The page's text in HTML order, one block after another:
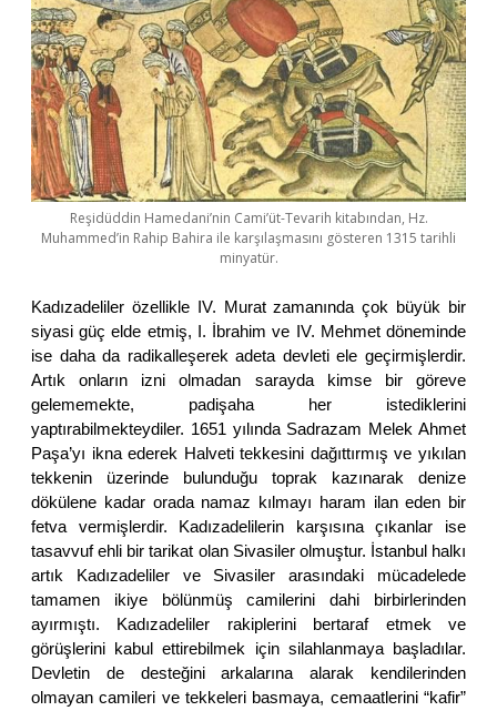
Reşidüddin Hamedani’nin Cami’üt-Tevarih kitabından, Hz.
Muhammed’in Rahip Bahira ile karşılaşmasını gösteren 1315 tarihli
minyatür.
Kadızadeliler özellikle IV. Murat zamanında çok büyük bir
siyasi güç elde etmiş, I. İbrahim ve IV. Mehmet döneminde
ise daha da radikalleşerek adeta devleti ele geçirmişlerdir.
Artık onların izni olmadan sarayda kimse bir göreve
gelememekte, padişaha her istediklerini
yaptırabilmekteydiler. 1651 yılında Sadrazam Melek Ahmet
Paşa’yı ikna ederek Halveti tekkesini dağıttırmış ve yıkılan
tekkenin üzerinde bulunduğu toprak kazınarak denize
dökülene kadar orada namaz kılmayı haram ilan eden bir
fetva vermişlerdir. Kadızadelilerin karşısına çıkanlar ise
tasavvuf ehli bir tarikat olan Sivasiler olmuştur. İstanbul halkı
artık Kadızadeliler ve Sivasiler arasındaki mücadelede
tamamen ikiye bölünmüş camilerini dahi birbirlerinden
ayırmıştı. Kadızadeliler rakiplerini bertaraf etmek ve
görüşlerini kabul ettirebilmek için silahlanmaya başladılar.
Devletin de desteğini arkalarına alarak kendilerinden
olmayan camileri ve tekkeleri basmaya, cemaatlerini “kafir”